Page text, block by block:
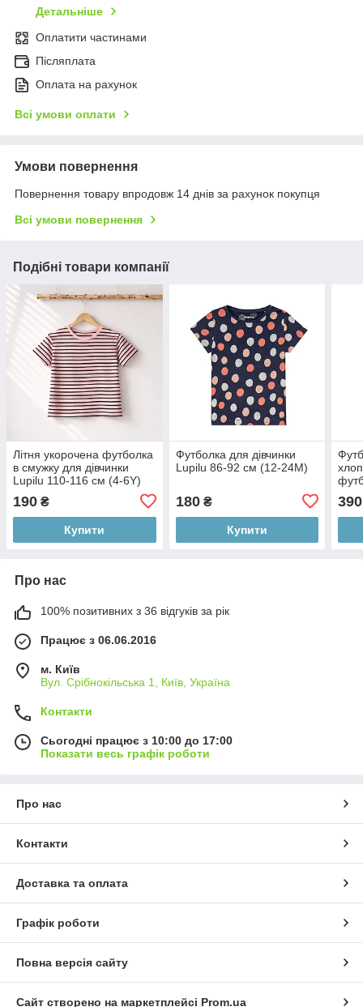
Детальніше
Оплатити частинами
Післяплата
Оплата на рахунок
Всі умови оплати
Умови повернення
Повернення товару впродовж 14 днів за рахунок покупця
Всі умови повернення
Подібні товари компанії
Літня укорочена футболка
в смужку для дівчинки
Lupilu 110-116 см (4-6Y)
190 ₴
Купити
Футболка для дівчинки
Lupilu 86-92 см (12-24М)
180₴
Купити
390
Про нас
100% позитивних з 36 відгуків за рік
Працює з 06.06.2016
м. Київ
Вул. Срібнокільська 1, Київ, Україна
Контакти
Сьогодні працює з 10:00 до 17:00
Показати весь графік роботи
Про нас
Контакти
Доставка та оплата
Графік роботи
Повна версія сайту
Сайт створено на маркетплейсі Prom.ua